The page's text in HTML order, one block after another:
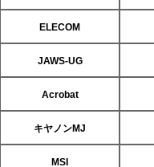
ELECOM
JAWS-UG
Acrobat
キヤノンMJ
MSI